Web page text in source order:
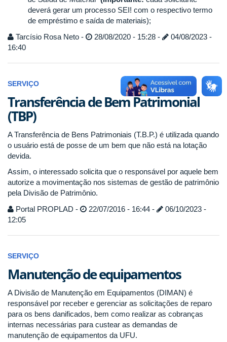
deverá gerar um processo SEI! com o respectivo termo
de empréstimo e saída de materiais);
Tarcísio Rosa Neto -
28/08/2020 - 15:28 -
04/08/2023 -
16:40
SERVIÇO
Transferência de Bem Patrimonial
(TBP)
A Transferência de Bens Patrimoniais (T.B.P.) é utilizada quando
o usuário está de posse de um bem que não está na lotação
devida.
Assim, o interessado solicita que o responsável por aquele bem
autorize a movimentação nos sistemas de gestão de patrimônio
pela Divisão de Patrimônio.
Portal PROPLAD -
22/07/2016 - 16:44 -
06/10/2023 -
12:05
SERVIÇO
Manutenção de equipamentos
A Divisão de Manutenção em Equipamentos (DIMAN) é
responsável por receber e gerenciar as solicitações de reparo
para os bens danificados, bem como realizar as cobranças
internas necessárias para custear as demandas de
manutenção de equipamentos da UFU.